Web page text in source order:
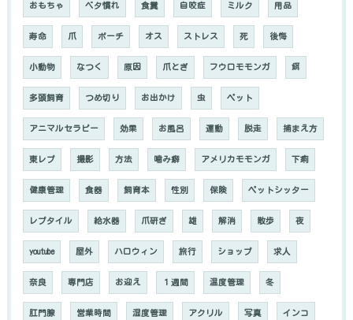
おもちゃ ベタ慣れ 食糞 自咬症 ミルク 用品
寿命 爪 ポーチ オス ストレス 死 後悔
小動物 なつく 原因 爪とぎ フウロモモンガ 餌
多頭飼育 つめ切り お出かけ 虫 ペット
アニマルセラピー 効果 お風呂 運動 脱走 捕まえ方
東レプ 撮影 方法 噛み癖 アメリカモモンガ 下痢
健康管理 食器 飼育本 性別 保険 ペットシッター
レプタイル 給水器 爪研ぎ 雄 解消 散歩 夜
youtube 屋外 ハロウィン 旅行 ショップ 求人
奈良 専門店 お迎え １週間 温度管理 冬
肛門腺 営業時間 湿度管理 アクリル 写真 インコ